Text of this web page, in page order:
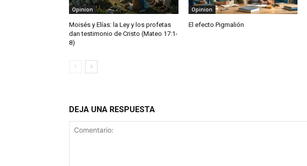
Opinion
Moisés y Elías: la Ley y los profetas
dan testimonio de Cristo (Mateo 17:1-
8)
Opinion
El efecto Pigmalión
DEJA UNA RESPUESTA